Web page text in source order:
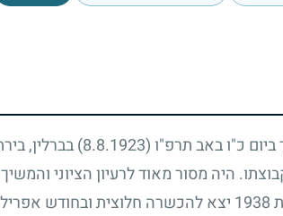
ביום כ"ו באב תרפ"ו (8.8.1923)
בברלין,
היה מסור מאוד לרעיון הציוני
1938 יצא להכשרה חלוצית ובחודש אפריל